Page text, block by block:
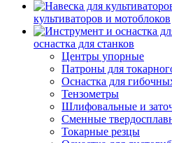
культиваторов и мотоблоков
оснастка для станков
Центры упорные
Патроны для
Оснастка для
Тензометры
Шлифовальные и
Сменные
Токарные резцы